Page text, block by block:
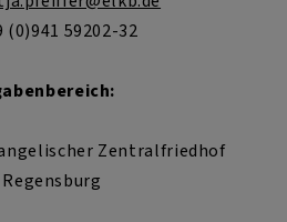
(0)941 59202-32
Zentralfriedhof
Regensburg